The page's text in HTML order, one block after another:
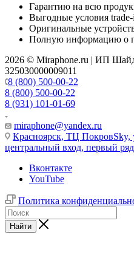
Гарантию на всю
Выгодные условия
Оригинальные
Полную информацию о
2026 © Miraphone.ru | ИП
325030000009011
8 (800) 500-00-22
8 (800) 500-00-22
8 (931) 101-01-69
miraphone@yandex.ru
Красноярск, ТЦ ПокровSky,
центральный вход, первый
Вконтакте
YouTube
Политика
Найти